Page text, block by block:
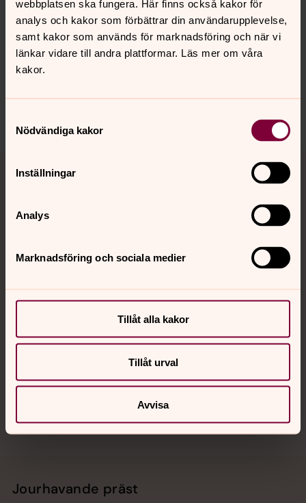
webbplatsen ska fungera. Här finns också kakor för
analys och kakor som förbättrar din användarupplevelse,
samt kakor som används för marknadsföring och när vi
länkar vidare till andra plattformar. Läs mer om våra
kakor.
Nödvändiga kakor
Inställningar
Analys
Marknadsföring och sociala medier
Tillåt alla kakor
Tillåt urval
Avvisa
Senast ändrad 3 juli 2026
Synpunkter eller frågor på sidans
innehåll?
huskvarna.pastorat@svenskakyrkan.se
Kontakt
Sociala kanaler
Jourhavande präst